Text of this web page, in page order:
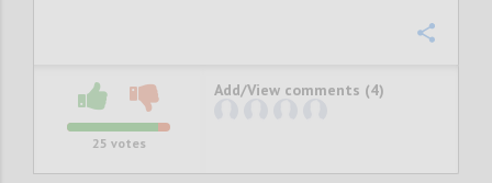
25 votes
Add/View comments (4)